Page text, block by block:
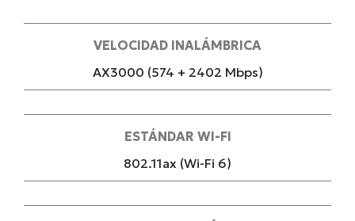
VELOCIDAD INALÁMBRICA
AX3000 (574 + 2402 Mbps)
ESTÁNDAR WI-FI
802.11ax (Wi-Fi 6)